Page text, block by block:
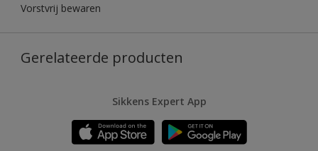
Vorstvrij bewaren
Gerelateerde producten
Sikkens Expert App